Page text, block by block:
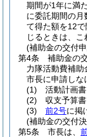
期間が1年に満
に委託期間の月
て得た額を12
じるときは、
(補助金の交付
第4条
補助金の
力隊活動費補助
市長に申請しな
(1)
活動計画書
(2)
収支予算書
(3)
前2号に掲
(補助金の交付
第5条
市長は、